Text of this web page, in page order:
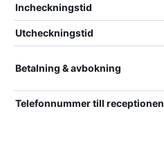
Incheckningstid
Utcheckningstid
Betalning & avbokning
Telefonnummer till receptionen